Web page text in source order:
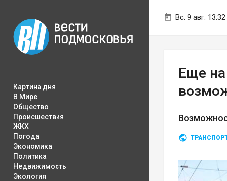
Вс. 9 авг. 13:32
Картина дня
В Мире
Общество
Происшествия
ЖКХ
Погода
Экономика
Политика
Недвижимость
Экология
Еще на